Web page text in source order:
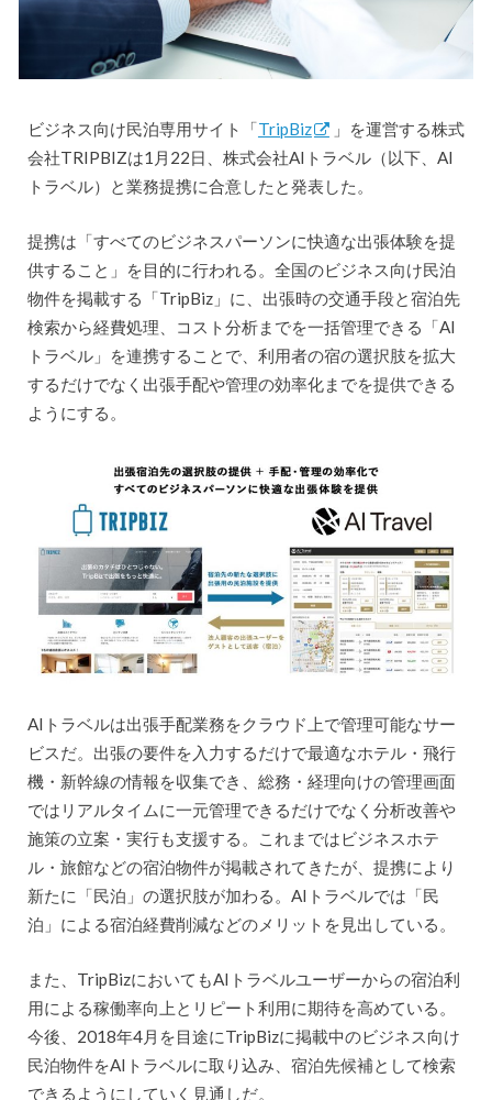
ビジネス向け民泊専用サイト「TripBiz
」を運営する株式
会社TRIPBIZは1月22日、株式会社AIトラベル（以下、AI
トラベル）と業務提携に合意したと発表した。
提携は「すべてのビジネスパーソンに快適な出張体験を提
供すること」を目的に行われる。全国のビジネス向け民泊
物件を掲載する「TripBiz」に、出張時の交通手段と宿泊先
検索から経費処理、コスト分析までを一括管理できる「AI
トラベル」を連携することで、利用者の宿の選択肢を拡大
するだけでなく出張手配や管理の効率化までを提供できる
ようにする。
AIトラベルは出張手配業務をクラウド上で管理可能なサー
ビスだ。出張の要件を入力するだけで最適なホテル・飛行
機・新幹線の情報を収集でき、総務・経理向けの管理画面
ではリアルタイムに一元管理できるだけでなく分析改善や
施策の立案・実行も支援する。これまではビジネスホテ
ル・旅館などの宿泊物件が掲載されてきたが、提携により
新たに「民泊」の選択肢が加わる。AIトラベルでは「民
泊」による宿泊経費削減などのメリットを見出している。
また、TripBizにおいてもAIトラベルユーザーからの宿泊利
用による稼働率向上とリピート利用に期待を高めている。
今後、2018年4月を目途にTripBizに掲載中のビジネス向け
民泊物件をAIトラベルに取り込み、宿泊先候補として検索
できるようにしていく見通しだ。